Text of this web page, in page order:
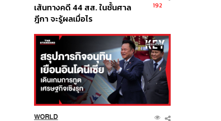
เส้นทางคดี 44 สส. ในชั้นศาล
ฎีกา จะรู้ผลเมื่อไร
192
WORLD